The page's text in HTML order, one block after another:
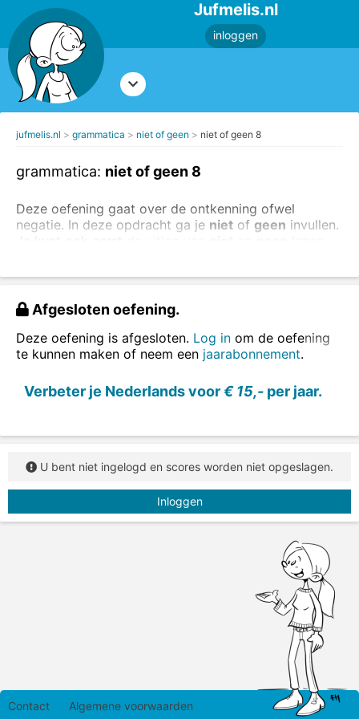
Jufmelis.nl
inloggen
jufmelis.nl grammatica niet of geen niet of geen 8
grammatica: niet of geen 8
Deze oefening gaat over de ontkenning ofwel
negatie. In deze opdracht ga je niet of geen invullen.
niet
Zet het woord
Afgesloten oefening.
Deze oefening is afgesloten. Log in om de oefening
te kunnen maken of neem een jaarabonnement.
Verbeter je Nederlands voor€ 15,- per jaar.
U bent niet ingelogd en scores worden niet opgeslagen.
Inloggen
Contact Algemene voorwaarden